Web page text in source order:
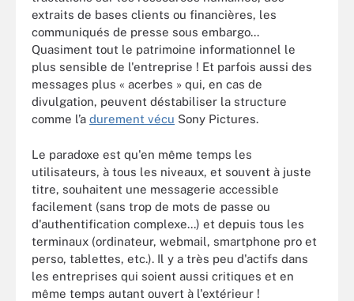
extraits de bases clients ou financières, les
communiqués de presse sous embargo...
Quasiment tout le patrimoine informationnel le
plus sensible de l'entreprise ! Et parfois aussi des
messages plus « acerbes » qui, en cas de
divulgation, peuvent déstabiliser la structure
comme l’a durement vécu Sony Pictures.
Le paradoxe est qu'en même temps les
utilisateurs, à tous les niveaux, et souvent à juste
titre, souhaitent une messagerie accessible
facilement (sans trop de mots de passe ou
d'authentification complexe...) et depuis tous les
terminaux (ordinateur, webmail, smartphone pro et
perso, tablettes, etc.). Il y a très peu d'actifs dans
les entreprises qui soient aussi critiques et en
même temps autant ouvert à l'extérieur !